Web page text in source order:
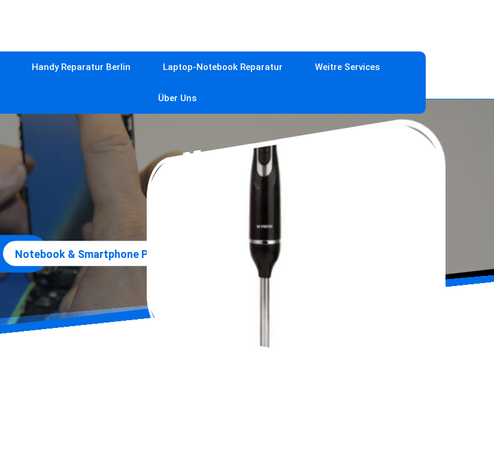
Handy Reparatur Berlin Laptop-Notebook Reparatur Weitre Services
Über Uns
Notebook & Smartphone Praxis Stabmixer selbst reparieren